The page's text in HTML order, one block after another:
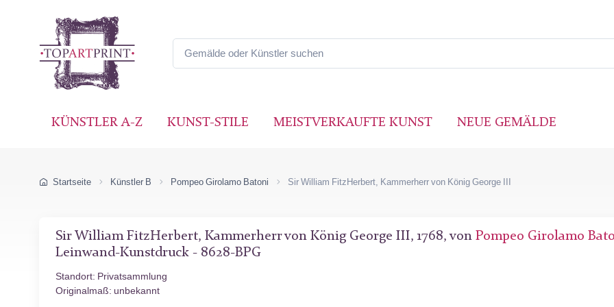
KÜNSTLER A-Z KUNST-STILE MEISTVERKAUFTE KUNST NEUE GEMÄLDE
Startseite Künstler B Pompeo Girolamo Batoni Sir William FitzHerbert, Kammerherr von König George III
Sir William FitzHerbert, Kammerherr von König George III, 1768, von Pompeo Girolamo
Leinwand-Kunstdruck - 8628-BPG
Standort: Privatsammlung
Originalmaß: unbekannt